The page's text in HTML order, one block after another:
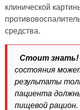
клинической
средства.
Стоит знать!
состояния
результаты
пациента
пищевой рацион.